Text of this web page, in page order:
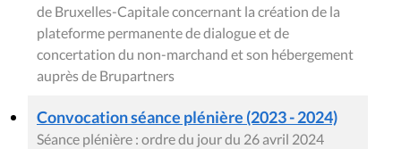
de Bruxelles-Capitale concernant la création de la
plateforme permanente de dialogue et de
concertation du non-marchand et son hébergement
auprès de Brupartners
Convocation séance plénière (2023 - 2024)
Séance plénière : ordre du jour du 26 avril 2024